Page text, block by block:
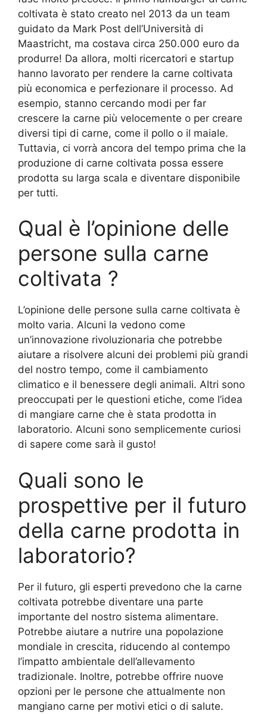
coltivata è stato creato nel 2013 da un team
guidato da Mark Post dell’Università di
Maastricht, ma costava circa 250.000 euro da
produrre! Da allora, molti ricercatori e startup
hanno lavorato per rendere la carne coltivata
più economica e perfezionare il processo. Ad
esempio, stanno cercando modi per far
crescere la carne più velocemente o per creare
diversi tipi di carne, come il pollo o il maiale.
Tuttavia, ci vorrà ancora del tempo prima che la
produzione di carne coltivata possa essere
prodotta su larga scala e diventare disponibile
per tutti.
Qual è l’opinione delle
persone sulla carne
coltivata ?
L’opinione delle persone sulla carne coltivata è
molto varia. Alcuni la vedono come
un’innovazione rivoluzionaria che potrebbe
aiutare a risolvere alcuni dei problemi più grandi
del nostro tempo, come il cambiamento
climatico e il benessere degli animali. Altri sono
preoccupati per le questioni etiche, come l’idea
di mangiare carne che è stata prodotta in
laboratorio. Alcuni sono semplicemente curiosi
di sapere come sarà il gusto!
Quali sono le
prospettive per il futuro
della carne prodotta in
laboratorio?
Per il futuro, gli esperti prevedono che la carne
coltivata potrebbe diventare una parte
importante del nostro sistema alimentare.
Potrebbe aiutare a nutrire una popolazione
mondiale in crescita, riducendo al contempo
l’impatto ambientale dell’allevamento
tradizionale. Inoltre, potrebbe offrire nuove
opzioni per le persone che attualmente non
mangiano carne per motivi etici o di salute.